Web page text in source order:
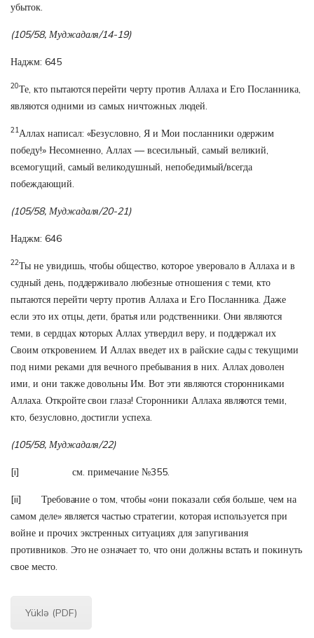
убыток.
(105/58, Муджадаля/14-19)
Наджм: 645
20Те, кто пытаются перейти черту против Аллаха и Его Посланника,
являются одними из самых ничтожных людей.
21Аллах написал: «Безусловно, Я и Мои посланники одержим
победу!» Несомненно, Аллах — всесильный, самый великий,
всемогущий, самый великодушный, непобедимый/всегда
побеждающий.
(105/58, Муджадаля/20-21)
Наджм: 646
22Ты не увидишь, чтобы общество, которое уверовало в Аллаха и в
судный день, поддерживало любезные отношения с теми, кто
пытаются перейти черту против Аллаха и Его Посланника. Даже
если это их отцы, дети, братья или родственники. Они являются
теми, в сердцах которых Аллах утвердил веру, и поддержал их
Своим откровением. И Аллах введет их в райские сады с текущими
под ними реками для вечного пребывания в них. Аллах доволен
ими, и они также довольны Им. Вот эти являются сторонниками
Аллаха. Откройте свои глаза! Сторонники Аллаха являются теми,
кто, безусловно, достигли успеха.
(105/58, Муджадаля/22)
[i] см. примечание №355.
[ii]
Требование о том, чтобы «они показали себя больше, чем на
самом деле» является частью стратегии, которая используется при
войне и прочих экстренных ситуациях для запугивания
противников. Это не означает то, что они должны встать и покинуть
свое место.
Yüklə (PDF)